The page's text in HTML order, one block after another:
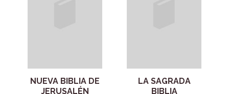
NUEVA BIBLIA DE
JERUSALÉN
LA SAGRADA
BIBLIA